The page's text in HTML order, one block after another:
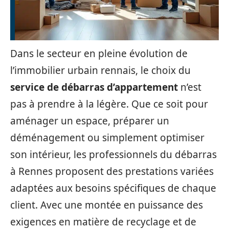
Dans le secteur en pleine évolution de
l’immobilier urbain rennais, le choix du
service de débarras d’appartement n’est
pas à prendre à la légère. Que ce soit pour
aménager un espace, préparer un
déménagement ou simplement optimiser
son intérieur, les professionnels du débarras
à Rennes proposent des prestations variées
adaptées aux besoins spécifiques de chaque
client. Avec une montée en puissance des
exigences en matière de recyclage et de